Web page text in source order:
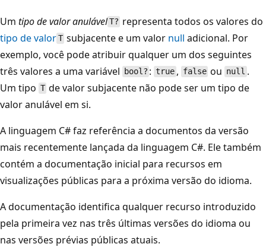
Um tipo de valor anulávelT? representa todos os valores do
tipo de valorT subjacente e um valor null adicional. Por
exemplo, você pode atribuir qualquer um dos seguintes
três valores a uma variável
bool? :true, false ou null .
Um tipo T de valor subjacente não pode ser um tipo de
valor anulável em si.
A linguagem C# faz referência a documentos da versão
mais recentemente lançada da linguagem C#. Ele também
contém a documentação inicial para recursos em
visualizações públicas para a próxima versão do idioma.
A documentação identifica qualquer recurso introduzido
pela primeira vez nas três últimas versões do idioma ou
nas versões prévias públicas atuais.